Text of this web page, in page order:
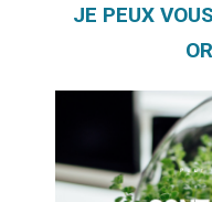
JE PEUX